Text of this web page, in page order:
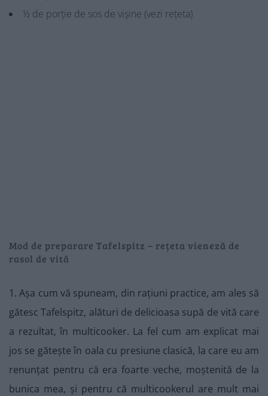
½ de porție de sos de vișine (vezi rețeta)
Mod de preparare Tafelspitz – rețeta vieneză de
rasol de vită
1. Așa cum vă spuneam, din rațiuni practice, am ales să
gătesc Tafelspitz, alături de delicioasa supă de vită care
a rezultat, în multicooker. La fel cum am explicat mai
jos se gătește în oala cu presiune clasică, la care eu am
renunțat pentru că era foarte veche, moștenită de la
bunica mea, și pentru că multicookerul are mult mai